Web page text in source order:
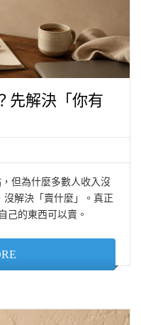
先解決「你有
但為什麼多數人收入沒
解決「賣什麼」。真正
己的東西可以賣。